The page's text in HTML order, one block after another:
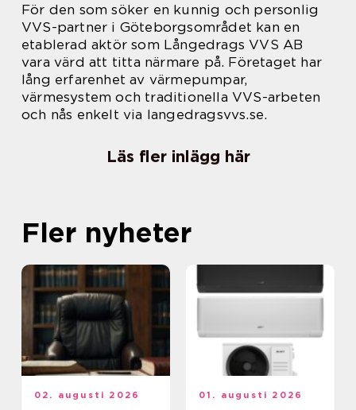
För den som söker en kunnig och personlig
VVS-partner i Göteborgsområdet kan en
etablerad aktör som Långedrags VVS AB
vara värd att titta närmare på. Företaget har
lång erfarenhet av värmepumpar,
värmesystem och traditionella VVS-arbeten
och nås enkelt via langedragsvvs.se.
Läs fler inlägg här
Fler nyheter
02. augusti 2026 01. augusti 2026